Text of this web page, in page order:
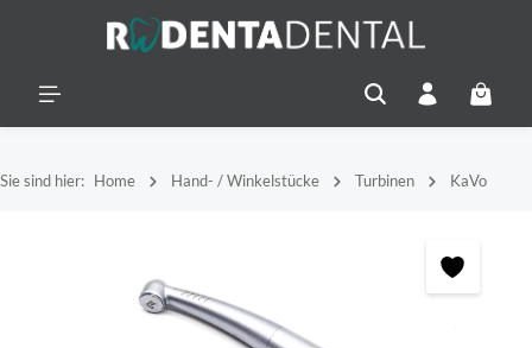
Sie sind hier: Home Hand- / Winkelstücke Turbinen KaVo